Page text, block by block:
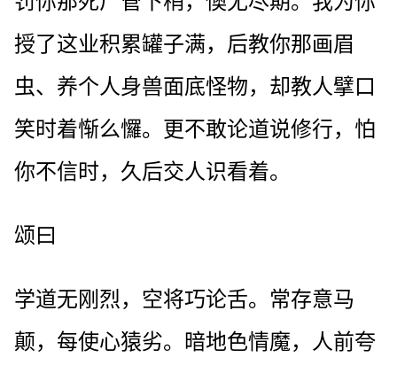
授了这业积累罐子满，后教你那画眉
虫、养个人身兽面底怪物，却教人擘口
笑时着惭么㦬。更不敢论道说修行，怕
你不信时，久后交人识看着。
颂曰
学道无刚烈，空将巧论舌。常存意马
颠，每使心猿劣。暗地色情魔，人前夸